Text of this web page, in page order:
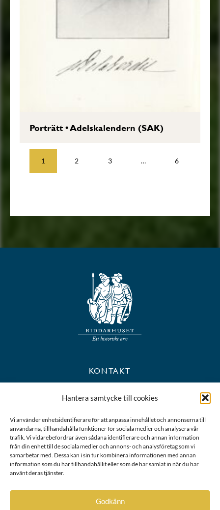
Hantera samtycke till cookies
Vi använder enhetsidentifierare för att anpassa innehållet och annonserna till
användarna, tillhandahålla funktioner för sociala medier och analysera vår
trafik. Vi vidarebefordrar även sådana identifierare och annan information
från din enhet till de sociala medier och annons- och analysföretag som vi
samarbetar med. Dessa kan i sin tur kombinera informationen med annan
information som du har tillhandahållit eller som de har samlat in när du har
använt deras tjänster.
Godkänn
Porträtt•Adelskalendern (SAK)
1 2 3 … 6
KONTAKT
BESÖKS- OCH POSTADRESS
Riddarhustorget 10
Karta